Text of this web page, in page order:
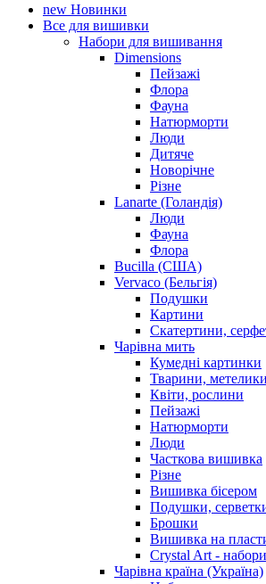
new Новинки
Все для вишивки
Набори для вишивання
Dimensions
Пейзажі
Флора
Фауна
Натюрморти
Люди
Дитяче
Новорічне
Різне
Lanarte (Голандія)
Люди
Фауна
Флора
Bucilla (США)
Vervaco (Бельгія)
Подушки
Картини
Скатертини,
Чарiвна мить
Кумедні картинки
Тварини, метелики
Квіти, рослини
Пейзажі
Натюрморти
Люди
Часткова вишивка
Різне
Вишивка бісером
Подушки,
Брошки
Вишивка на
Crystal Art -
Чарівна країна (Україна)